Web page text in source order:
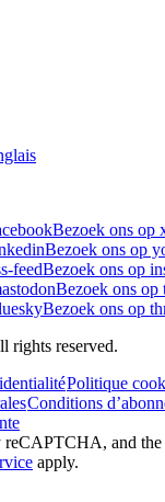
Bezoek ons op
Bezoek ons op
feedBezoek ons op
Bezoek ons op
Bezoek ons op
rights reserved.
Politique
Conditions
reCAPTCHA, and
apply.